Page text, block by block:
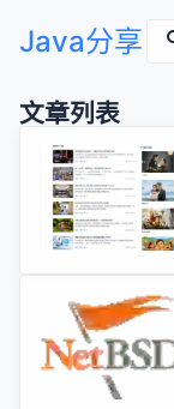
Java分享
文章列表